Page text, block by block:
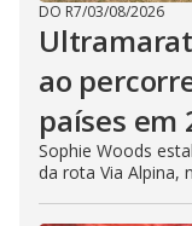
DO R7/03/08/2026
ao
países em
Sophie Woods
da rota Via Alpina,